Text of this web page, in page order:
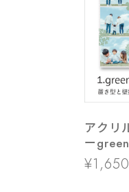
アクリ
ー
サイズ
¥1,650